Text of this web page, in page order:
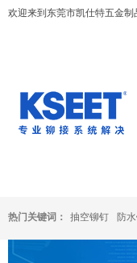
欢迎来到东莞市凯仕特五金
热门关键词： 抽空铆钉 防